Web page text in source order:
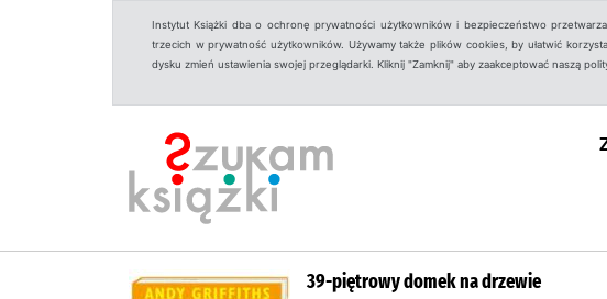
Instytut Książki dba o ochronę prywatności użytkowników i bezpieczeństwo
trzecich w prywatność użytkowników. Używamy także plików cookies, by ułatwić
dysku zmień ustawienia swojej przeglądarki. Kliknij "Zamknij" aby zaakceptować naszą
39-piętrowy domek na drzewie